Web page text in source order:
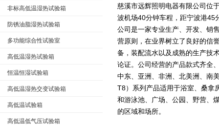
非标高低温湿热试验箱
防锈油脂湿热试验箱
多功能综合性试验室
高低温湿热试验箱
恒温恒湿试验箱
高低温湿热交变试验箱
高低温试验箱
高低温低气压试验箱
慈溪市远辉照明电器有限公司位
波机场40分钟车程，距宁波港
公司是一家专业生产、开发、销
营原则，在业界树立了良好的信
备，装配流水以及成熟的生产技
论证。公司经营的产品款式齐全
中东、亚洲、非洲、北美洲、南
T8）系列产品适用于浴室、桑拿
和游泳池、广场、公园、野营、
的区域和场所。